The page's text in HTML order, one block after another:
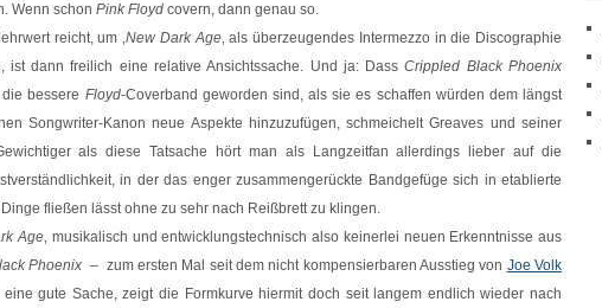
Wenn schon Pink Floyd covern, dann genau so.
reicht, um ‚New Dark Age‚ als überzeugendes Intermezzo in die Discographie
ist dann freilich eine relative Ansichtssache. Und ja: DassCrippled Black Phoenix
bessere Floyd-Coverband geworden sind, als sie es schaffen würden dem längst
Songwriter-Kanon neue Aspekte hinzuzufügen, schmeichelt Greaves und seiner
als diese Tatsache hört man als Langzeitfan allerdings lieber auf die
in der das enger zusammengerückte Bandgefüge sich in etablierte
fließen lässt ohne zu sehr nach Reißbrett zu klingen.
Age‚ musikalisch und entwicklungstechnisch also keinerlei neuen Erkenntnisse aus
Phoenix – zum ersten Mal seit dem nicht kompensierbaren Ausstieg von Joe Volk
gute Sache, zeigt die Formkurve hiermit doch seit langem endlich wieder nach